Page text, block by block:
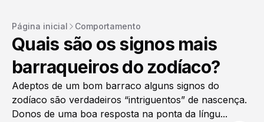
Página inicial Comportamento
Quais são os signos mais
barraqueiros do zodíaco?
Adeptos de um bom barraco alguns signos do
zodíaco são verdadeiros “intriguentos” de nascença.
Donos de uma boa resposta na ponta da língu...